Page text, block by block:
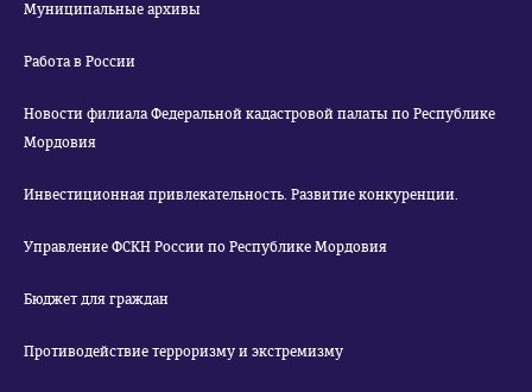
Муниципальные архивы
Работа в России
Новости филиала Федеральной кадастровой палаты по Республике
Мордовия
Инвестиционная привлекательность. Развитие конкуренции.
Управление ФСКН России по Республике Мордовия
Бюджет для граждан
Противодействие терроризму и экстремизму